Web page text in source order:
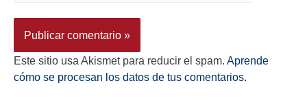
Este sitio usa Akismet para reducir el spam. Aprende
cómo se procesan los datos de tus comentarios.